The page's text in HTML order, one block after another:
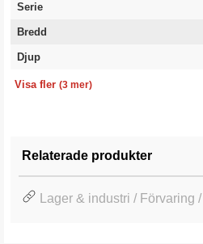
Serie
Bredd
Djup
Visa fler (3 mer)
Relaterade produkter
Lager & industri / Förvaring /